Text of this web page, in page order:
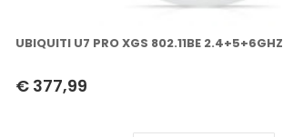
UBIQUITI U7 PRO XGS 802.11BE 2.4+5+6GHZ
€ 377,99